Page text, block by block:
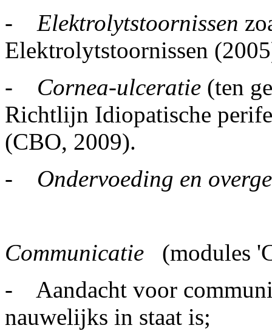
- Elektrolytstoornissen
Elektrolytstoornissen
- Cornea-ulceratie (ten
Richtlijn Idiopatische
(CBO, 2009).
- Ondervoeding en
Communicatie (modules
- Aandacht voor
nauwelijks in staat is;